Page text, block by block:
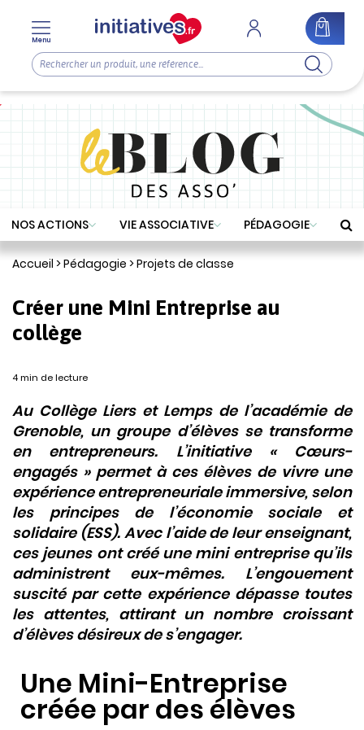
NOS ACTIONS VIE ASSOCIATIVE PÉDAGOGIE
Accueil >Pédagogie >Projets de classe
Créer une Mini Entreprise au
collège
4 min de lecture
Au Collège Liers et Lemps de l’académie de
Grenoble, un groupe d’élèves se transforme
en entrepreneurs. L’initiative « Cœurs-
engagés » permet à ces élèves de vivre une
expérience entrepreneuriale immersive, selon
les principes de l’économie sociale et
solidaire (ESS). Avec l’aide de leur enseignant,
ces jeunes ont créé une mini entreprise qu’ils
administrent eux-mêmes. L’engouement
suscité par cette expérience dépasse toutes
les attentes, attirant un nombre croissant
d’élèves désireux de s’engager.
Une Mini-Entreprise
créée par des élèves
Menu